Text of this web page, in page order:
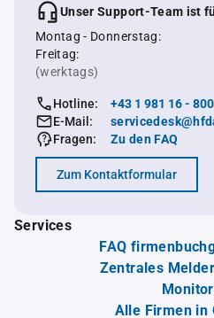
Unser Support-Team ist
Montag - Donnerstag:
Freitag:
(werktags)
Hotline:
+43 1 981 16 - 800
E-Mail:
Fragen:
Zu den FAQ
Zum Kontaktformular
Services
FAQ
Zentrales
Alle Firmen in